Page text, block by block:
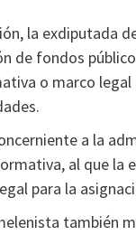
la exdiputada
de fondos
o marco
a la
al que la
para la
también